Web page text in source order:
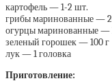
картофель — 1-2 шт.
грибы маринованные —
огурцы маринованные —
зеленый горошек — 100 г
лук — 1 головка
Приготовление: